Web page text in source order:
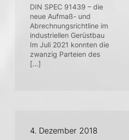
DIN SPEC 91439 – die
neue Aufmaß- und
Abrechnungsrichtline im
industriellen Gerüstbau
Im Juli 2021 konnten die
zwanzig Parteien des
[…]
4. Dezember 2018